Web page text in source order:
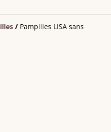
/ Pampilles LISA sans